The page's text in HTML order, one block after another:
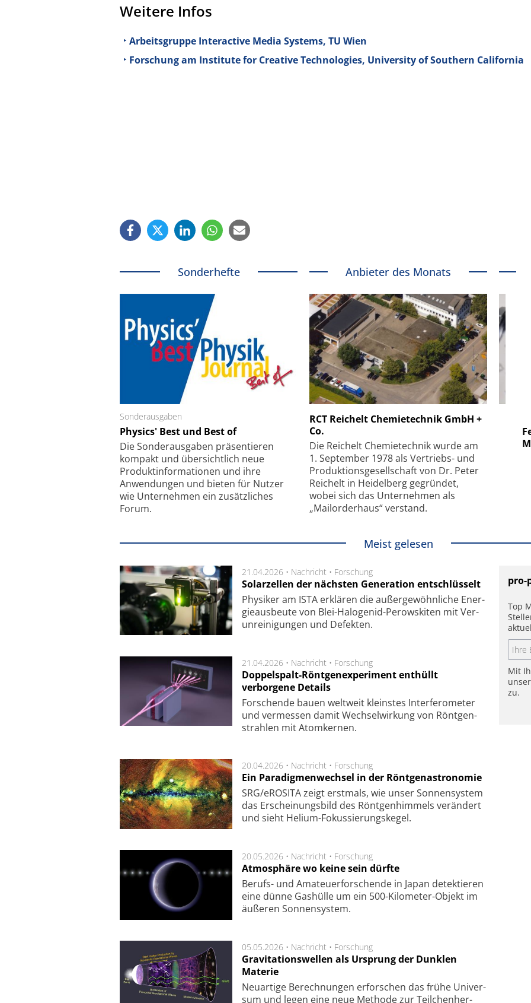
Weitere Infos
Arbeitsgruppe Interactive Media Systems, TU Wien
Forschung am Institute for Creative Technologies, University of Southern California
Sonderhefte
Sonderausgaben
Physics' Best und Best of
Die Sonder­ausgaben präsentieren
kompakt und übersichtlich neue
Produkt­informationen und ihre
Anwendungen und bieten für Nutzer
wie Unternehmen ein zusätzliches
Forum.
Anbieter des Monats
RCT Reichelt Chemietechnik GmbH +
Co.
Die Reichelt Chemietechnik wurde am
1. September 1978 als Vertriebs- und
Produktionsgesellschaft von Dr. Peter
Reichelt in Heidelberg gegründet,
wobei sich das Unternehmen als
„Mailorderhaus“ verstand.
Faserkoppler mit Super-
Feinfokussierungsmechanismus
SmarAct GmbH
kleinstem Raum
Meist gelesen
21.04.2026 • Nachricht • Forschung
Solarzellen der nächsten Generation entschlüsselt
Physiker am ISTA er­klä­ren die außer­ge­wöhn­li­che Ener­
gie­aus­beu­te von Blei-Halo­ge­nid-Perows­ki­ten mit Ver­
unrei­ni­gung­en und De­fek­ten.
21.04.2026 • Nachricht • Forschung
Doppelspalt-Röntgenexperiment enthüllt
verborgene Details
For­schen­de bau­en welt­weit kleins­tes In­ter­fe­ro­me­ter
und ver­mes­sen da­mit Wech­sel­wir­kung von Rönt­gen­
strah­len mit Atom­ker­nen.
20.04.2026 • Nachricht • Forschung
Ein Paradigmenwechsel in der Röntgenastronomie
SRG/eROSITA zeigt erst­mals, wie unser Son­nen­sys­tem
das Er­schei­nungs­bild des Rönt­gen­him­mels ver­än­dert
und sieht Helium-Fokus­sie­rungs­ke­gel.
20.05.2026 • Nachricht • Forschung
Atmosphäre wo keine sein dürfte
Berufs- und Ama­teuer­for­schen­de in Japan de­tek­tie­ren
eine dün­ne Gas­hül­le um ein 500-Kilo­meter-Objekt im
äu­ße­ren Son­nen­sys­tem.
05.05.2026 • Nachricht • Forschung
Gravitationswellen als Ursprung der Dunklen
Materie
Neu­artige Be­rech­nung­en er­for­schen das frü­he Uni­ver­
sum und legen eine neue Me­tho­de zur Teil­chen­her­
pro-
Top
Mit
zu.